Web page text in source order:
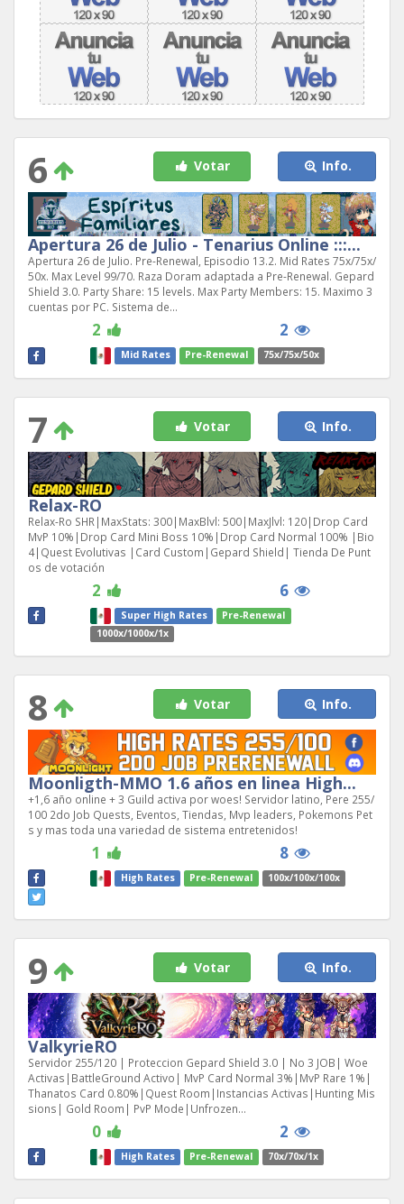
6 Votar Info.
Apertura 26 de Julio - Tenarius Online :::...
Apertura 26 de Julio. Pre-Renewal, Episodio 13.2. Mid Rates 75x/75x/
50x. Max Level 99/70. Raza Doram adaptada a Pre-Renewal. Gepard
Shield 3.0. Party Share: 15 levels. Max Party Members: 15. Maximo 3
cuentas por PC. Sistema de...
2 2
Mid Rates Pre-Renewal 75x/75x/50x
7 Votar Info.
Relax-RO
Relax-Ro SHR|MaxStats: 300|MaxBlvl: 500|MaxJlvl: 120|Drop Card
MvP 10%|Drop Card Mini Boss 10%|Drop Card Normal 100% |Bio
4|Quest Evolutivas |Card Custom|Gepard Shield| Tienda De Punt
os de votación
2 6
Super High Rates
Pre-Renewal
1000x/1000x/1x
8 Votar Info.
Moonligth-MMO 1.6 años en linea High...
+1,6 año online + 3 Guild activa por woes! Servidor latino, Pere 255/
100 2do Job Quests, Eventos, Tiendas, Mvp leaders, Pokemons Pet
s y mas toda una variedad de sistema entretenidos!
1 8
High Rates Pre-Renewal 100x/100x/100x
9 Votar Info.
ValkyrieRO
Servidor 255/120 | Proteccion Gepard Shield 3.0 | No 3 JOB| Woe
Activas|BattleGround Activo| MvP Card Normal 3%|MvP Rare 1%|
Thanatos Card 0.80%|Quest Room|Instancias Activas|Hunting Mis
sions| Gold Room| PvP Mode|Unfrozen...
0 2
High Rates Pre-Renewal 70x/70x/1x